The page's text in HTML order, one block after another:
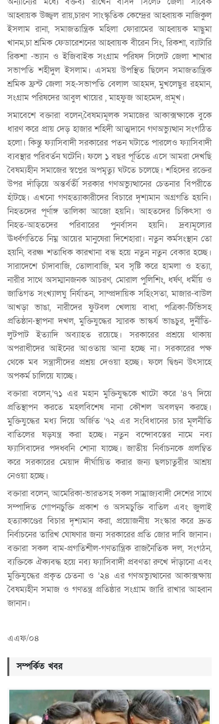
আহ্বায়ক উজ্জ্বল রায়,চারণ সাংস্কৃতিক কেন্দ্রের আহ্বায়ক নাজিকুল
ইসলাম রানা, সমাজতান্ত্রিক মহিলা ফোরামের আহ্বায়ক মাছুমা
খানম,চা শ্রমিক ফেডারেশনের আহ্বায়ক বীরেন সিং, রিকশা, ব্যাটারি
রিকশা -ভ্যান ও ইজিবাইক সংগ্রাম পরিষদ সিলেট জেলা শাখার
সভাপতি শহীদুল ইসলাম। এসময় উপস্থিত ছিলেন সমাজতান্ত্রিক
শ্রমিক ফ্রন্ট জেলা সহ-সভাপতি বেলাল আহমদ, মুখলেছুর রহমান,
সংগ্রাম পরিষদের আবুল খায়ের , মাহফুজ আহমেদ, প্রমূখ।
সমাবেশে বক্তারা বলেন,বৈষম্যমূলক সমাজের আকাক্সক্ষাকে বুকে
ধারণ করে প্রায় দেড় হাজার শহিদী আত্মদানে গণঅভ্যুত্থান সংগঠিত
হলো। কিন্তু ফ্যাসিবাদী সরকারের পতন ঘটাতে পারলেও ফ্যাসিবাদী
ব্যবস্থার পরিবর্তন ঘটেনি। ফলে ১ বছর পূর্তিতে এসে আমরা দেখছি
বৈষম্যহীন সমাজের স্বপ্নের অপমৃত্যু ঘটতে চলেছে। শহিদের রক্তের
উপর দাঁড়িয়ে অন্তর্বর্তী সরকার গণঅভ্যুত্থানের চেতনার বিপরীতে
হাঁটছে। এখনো গণহত্যাকারীদের বিচারে দৃশ্যমান অগ্রগতি হয়নি।
নিহতদের পূর্ণাঙ্গ তালিকা আজো হয়নি। আহতদের চিকিৎসা ও
নিহত-আহতদের পরিবারের পুনর্বাসন হয়নি। দ্রব্যমূল্যের
ঊর্ধ্বগতিতে নিম্ন আয়ের মানুষেরা দিশেহারা। নতুন কর্মসংস্থান তো
হয়নি, বরঞ্চ শতাধিক কারখানা বন্ধ হয়ে নতুন নতুন বেকার হচ্ছে।
সারাদেশে চাঁদাবাজি, তোলাবাজি, মব সৃষ্টি করে হামলা ও হত্যা,
নারীর সাথে অসম্মানজনক আচরণ, মোরাল পুলিশিং, ধর্ষণ, ধর্মীয় ও
জাতিগত সংখ্যালঘু নির্যাতন, সাম্প্রদায়িক সহিংসতা, মাজার-বাউল
আখড়া ভাঙা, নারীদের ফুটবল খেলায় বাধা, পত্রিকা-টিভিসহ
প্রতিষ্ঠান-স্থাপনা দখল, মুক্তিযুদ্ধের স্মারক ভাস্কর্য ভাঙচুর, দুর্নীতি-
লুটপাট ইত্যাদি অব্যাহত রয়েছে। সরকারের প্রশ্রয়ে থাকায়
অপরাধীদের আইনের আওতায় আনা হচ্ছে না। সরকারের পক্ষ
থেকে মব সন্ত্রাসীদের প্রশ্রয় দেওয়া হচ্ছে। ফলে দ্বিগুন উৎসাহে
অপকর্ম চালিয়ে যাচ্ছে।
বক্তারা বলেন,’৭১ এর মহান মুক্তিযুদ্ধকে খাটো করে ’৪৭ দিয়ে
প্রতিস্থাপন করতে মহলবিশেষ নানা কৌশল অবলম্বন করছে।
মুক্তিযুদ্ধের মধ্য দিয়ে অর্জিত ’৭২ এর সংবিধানের চার মূলনীতি
বাতিলের ষড়যন্ত্র করা হচ্ছে। নতুন বন্দোবস্তের নামে নব্য
ফ্যাসিবাদের পদধ্বনি শোনা যাচ্ছে। জাতীয় নির্বাচনকে প্রলম্বিত
করে সরকারের মেয়াদ দীর্ঘায়িত করার জন্য ছলচাতুরীর আশ্রয়
নেওয়া হচ্ছে।
বক্তারা বলেন, আমেরিকা-ভারতসহ সকল সাম্রাজ্যবাদী দেশের সাথে
সম্পাদিত গোপনচুক্তি প্রকাশ ও অসমচুক্তি বাতিল এবং জুলাই
হত্যাকাণ্ডের বিচার দৃশ্যমান করা, প্রয়োজনীয় সংস্কার করে দ্রুত
নির্বাচনের তারিখ ঘোষণার জন্য সরকারের প্রতি জোর দাবি জানান।
বক্তারা সকল বাম-প্রগতিশীল-গণতান্ত্রিক রাজনৈতিক দল, সংগঠন,
ব্যক্তিকে ঐক্যবদ্ধ হয়ে নব্য ফ্যাসিবাদী প্রবণতা রুখে দাঁড়ানো এবং
মুক্তিযুদ্ধের প্রকৃত চেতনা ও ’২৪ এর গণঅভ্যুত্থানের আকাক্সক্ষায়
বৈষম্যহীন সমাজ ও গণতন্ত্র প্রতিষ্ঠার সংগ্রাম জারি রাখার আহ্বান
জানান।
এএফ/০৪
সম্পর্কিত খবর